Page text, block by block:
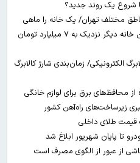
شروع یک روند جدید؟
مختلف تهران/ یک خانه را ماهی
یک میلیون تومان اجاره می‌دهند؛ رهن خانه دیگر نزدیک به ۷ میلیارد تومان
الکترونیکی/ زمان‌بندی شارژ کالابرگ
از محافظ‌های برق برای لوازم خانگی
زیرساخت‌های راه‌آهن کشور
تا پایان شهریور ابلاغ شد
از عبور از الگوی مصرف است